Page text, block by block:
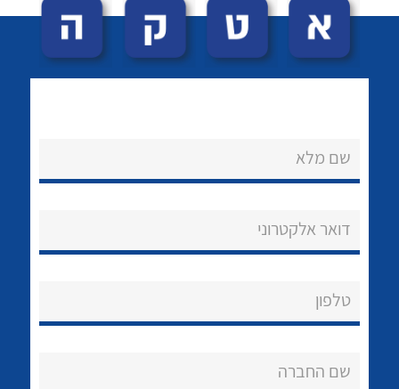
הצוות שלנו
שירותי תמיכה
שם מלא
דואר אלקטרוני
טלפון
שם החברה